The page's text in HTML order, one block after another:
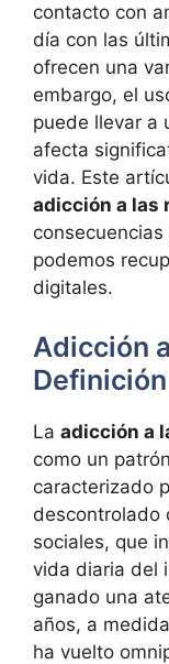
contacto con
día con las
ofrecen una
embargo, el
puede llevar a
afecta
vida. Este
adicción a las
podemos
digitales.
Adicción
La adicción a
como un
caracterizado
descontrolado
sociales, que
vida diaria del
ganado una
años, a
ha vuelto